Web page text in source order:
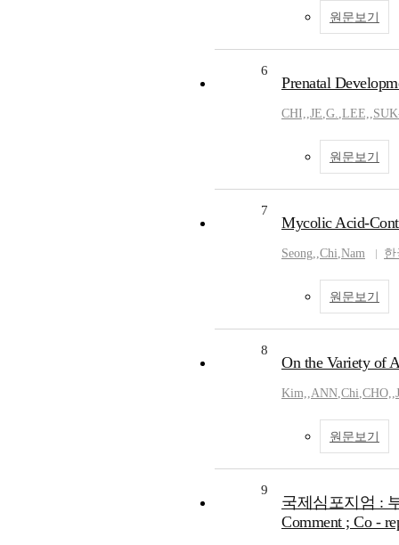
원문보기
6
Prenatal
CHI,,JE,G.,LEE,,
원문보기
7
Mycolic Acid-
Seong,,Chi,Nam
원문보기
8
On the Variety of
Kim,,ANN,Chi,CHO,,
원문보기
9
국제심포지엄 :
Comment ; Co -